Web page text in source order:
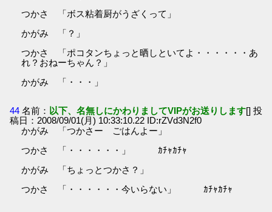
つかさ 「ボス粘着厨がうざくって」
かがみ 「？」
つかさ 「ポコタンちょっと晒しといてよ・・・・・・あ
れ？おねーちゃん？」
かがみ 「・・・」
44 名前： 以下、名無しにかわりましてVIPがお送りします[] 投
稿日：2008/09/01(月) 10:33:10.22 ID:rZVd3N2f0
かがみ 「つかさー ごはんよー」
つかさ 「・・・・・・」 ｶﾁｬｶﾁｬ
かがみ 「ちょっとつかさ？」
つかさ 「・・・・・・今いらない」 ｶﾁｬｶﾁｬ